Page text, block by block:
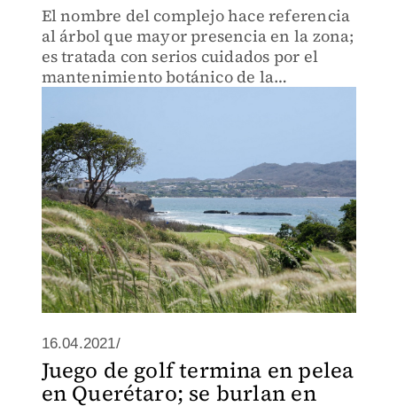
El nombre del complejo hace referencia
al árbol que mayor presencia en la zona;
es tratada con serios cuidados por el
mantenimiento botánico de la
16.04.2021/
Juego de golf termina en pelea
en Querétaro; se burlan en